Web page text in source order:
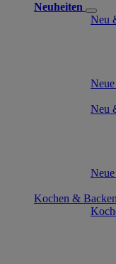
Neuheiten
Neu
Neu
Kochen & Backen